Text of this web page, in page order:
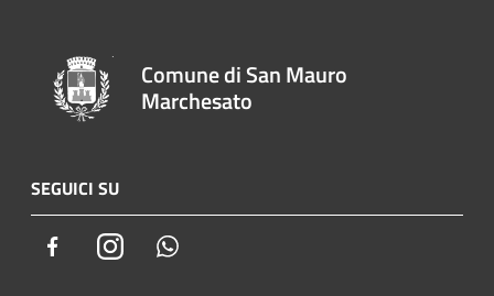
Comune di San Mauro
Marchesato
SEGUICI SU
FacebookInstagram